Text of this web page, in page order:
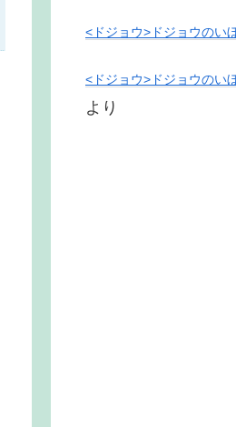
<ドジョウ>ドジョウのい
<ドジョウ>ドジョウのい
より